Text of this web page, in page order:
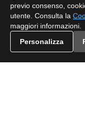
A cosa
3834?
previo consenso,
utente. Consulta la
maggiori informazioni.
Personalizza